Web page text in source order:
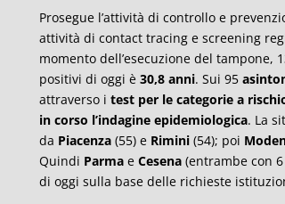
Prosegue l’attività di controllo e
attività di contact tracing e screening
momento dell’esecuzione del tampone,
positivi di oggi è 30,8 anni. Sui 95
attraverso i test per le categorie a
in corso l’indagine epidemiologica. La
da Piacenza(55) e Rimini(54); poi
Quindi Parmae Cesena (entrambe con
di oggi sulla base delle richieste